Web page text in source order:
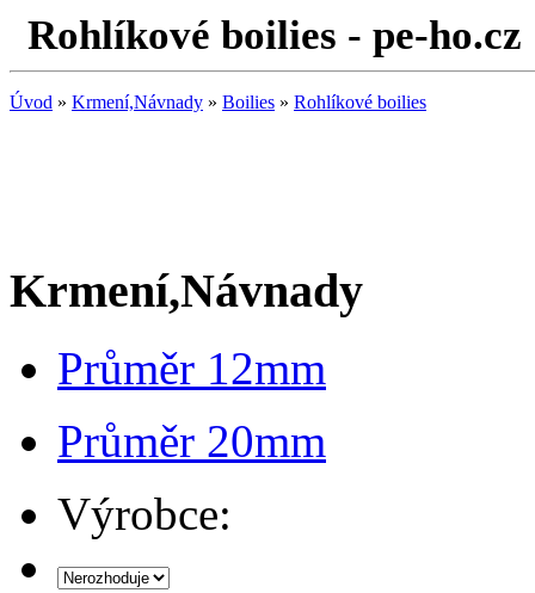
Rohlíkové boilies - pe-ho.cz
Úvod » Krmení,Návnady » Boilies » Rohlíkové boilies
Krmení,Návnady
Průměr 12mm
Průměr 20mm
Výrobce: